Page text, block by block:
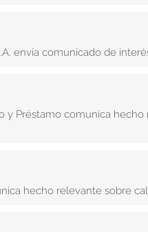
envía comunicado de
y Préstamo comunica
hecho relevante sobre